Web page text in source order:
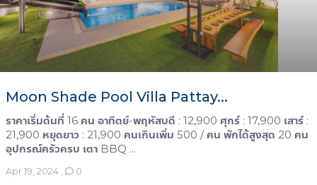
Moon Shade Pool Villa Pattay...
ราคาเริ่มต้นที่ 16 คน อาทิตย์-พฤหัสบดี : 12,900 ศุกร์ : 17,900 เสาร์ :
21,900 หยุดยาว : 21,900 คนเกินเพิ่ม 500 / คน พักได้สูงสุด 20 คน
อุปกรณ์ครัวครบ เตา BBQ ...
Apr 19, 2024 , 0